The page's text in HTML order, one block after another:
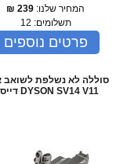
המחיר שלנו: 239
₪
תשלומים: 12
פרטים נוספים
סוללה לא נשלפת לשואב
DYSON SV14 V11 דייס...